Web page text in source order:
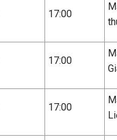
17:00
17:00
17:00